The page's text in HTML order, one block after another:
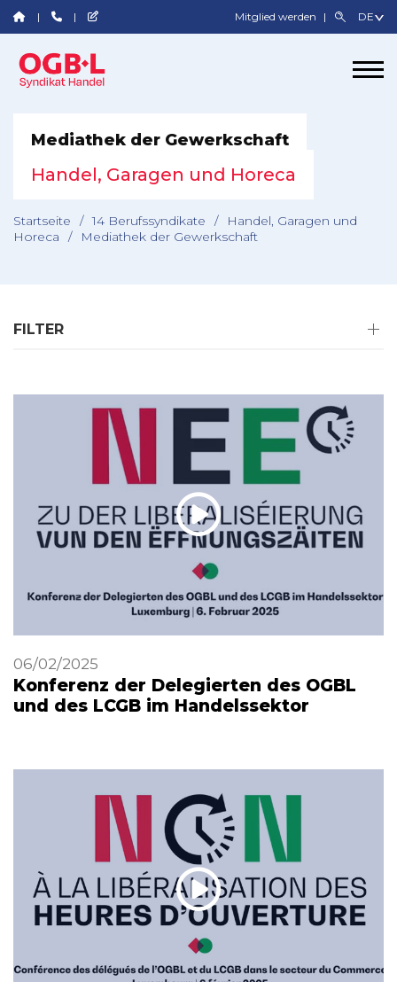
Mitglied werden
Mediathek der Gewerkschaft
Handel, Garagen und Horeca
Startseite / 14 Berufssyndikate /
Handel, Garagen und
Horeca
/ Mediathek der Gewerkschaft
FILTER
06/02/2025
Konferenz der Delegierten des OGBL
und des LCGB im Handelssektor